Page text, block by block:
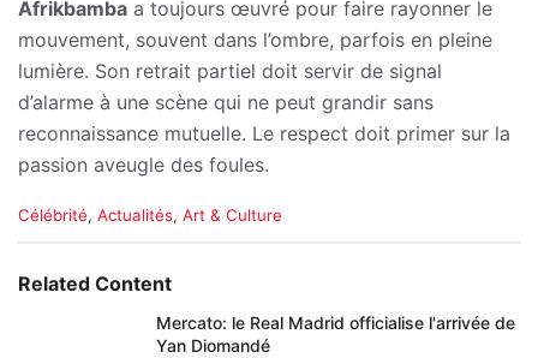
Afrikbamba a toujours œuvré pour faire rayonner le
mouvement, souvent dans l’ombre, parfois en pleine
lumière. Son retrait partiel doit servir de signal
d’alarme à une scène qui ne peut grandir sans
reconnaissance mutuelle. Le respect doit primer sur la
passion aveugle des foules.
C
e
Célébrité, Actualités, Art & Culture
Related Content
Mercato: le Real Madrid officialise l'arrivée de
Yan Diomandé